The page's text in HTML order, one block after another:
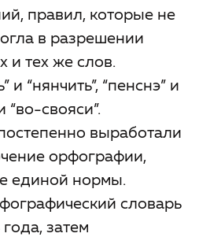
правил, которые не
в разрешении
и тех же слов.
“нянчить”, “пенснэ” и
“во-свояси”.
выработали
орфографии,
единой нормы.
словарь
затем